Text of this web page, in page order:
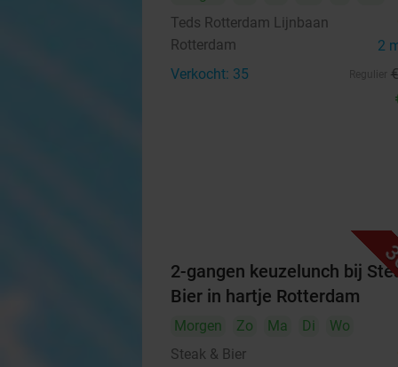
Teds Rotterdam Lijnbaan
Rotterdam 2
Verkocht: 35
2-gangen keuzelunch bij
Bier in hartje Rotterdam
Morgen Zo Ma Di
Wo
Steak & Bier